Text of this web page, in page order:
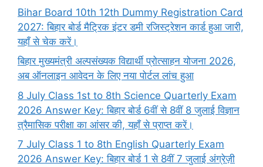
Bihar Board 10th 12th Dummy Registration Card
2027: बिहार बोर्ड मैट्रिक इंटर डमी रजिस्ट्रेशन कार्ड हुआ जारी,
यहाँ से चेक करें।
बिहार मुख्यमंत्री अल्पसंख्यक विद्यार्थी प्रोत्साहन योजना 2026,
अब ऑनलाइन आवेदन के लिए नया पोर्टल लांच हुआ
8 July Class 1st to 8th Science Quarterly Exam
2026 Answer Key: बिहार बोर्ड 6वीं से 8वीं 8 जुलाई विज्ञान
त्रैमासिक परीक्षा का आंसर की, यहाँ से प्राप्त करें।
7 July Class 1 to 8th English Quarterly Exam
2026 Answer Key: बिहार बोर्ड 1 से 8वीं 7 जुलाई अंग्रेज़ी